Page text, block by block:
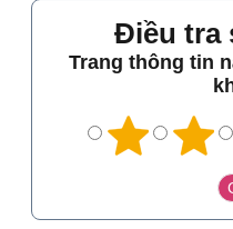
Điều tra
Trang thông tin